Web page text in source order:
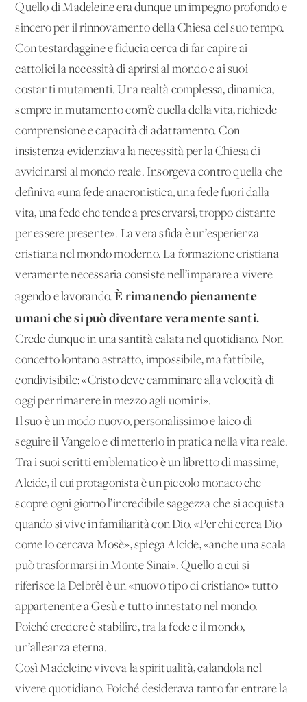
Quello di Madeleine era dunque un impegno profondo e
sincero per il rinnovamento della Chiesa del suo tempo.
Con testardaggine e fiducia cerca di far capire ai
cattolici la necessità di aprirsi al mondo e ai suoi
costanti mutamenti. Una realtà complessa, dinamica,
sempre in mutamento com’è quella della vita, richiede
comprensione e capacità di adattamento. Con
insistenza evidenziava la necessità per la Chiesa di
avvicinarsi al mondo reale. Insorgeva contro quella che
definiva «una fede anacronistica, una fede fuori dalla
vita, una fede che tende a preservarsi, troppo distante
per essere presente». La vera sfida è un’esperienza
cristiana nel mondo moderno. La formazione cristiana
veramente necessaria consiste nell’imparare a vivere
agendo e lavorando.È rimanendo pienamente
umani che si può diventare veramente santi.
Crede dunque in una santità calata nel quotidiano. Non
concetto lontano astratto, impossibile, ma fattibile,
condivisibile: «Cristo deve camminare alla velocità di
oggi per rimanere in mezzo agli uomini».
Il suo è un modo nuovo, personalissimo e laico di
seguire il Vangelo e di metterlo in pratica nella vita reale.
Tra i suoi scritti emblematico è un libretto di massime,
Alcide, il cui protagonista è un piccolo monaco che
scopre ogni giorno l’incredibile saggezza che si acquista
quando si vive in familiarità con Dio. «Per chi cerca Dio
come lo cercava Mosè», spiega Alcide, «anche una scala
può trasformarsi in Monte Sinai». Quello a cui si
riferisce la Delbrêl è un «nuovo tipo di cristiano» tutto
appartenente a Gesù e tutto innestato nel mondo.
Poiché credere è stabilire, tra la fede e il mondo,
un’alleanza eterna.
Così Madeleine viveva la spiritualità, calandola nel
vivere quotidiano. Poiché desiderava tanto far entrare la